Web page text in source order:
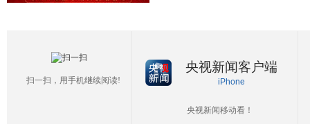
扫一扫，用手机继续阅读!
央视新闻客户端
iPhone
央视新闻移动看！